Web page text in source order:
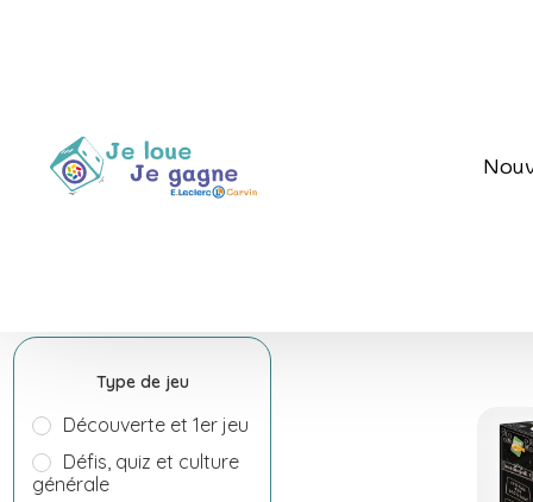
Type de jeu
Découverte et 1er jeu
Défis, quiz et culture
générale